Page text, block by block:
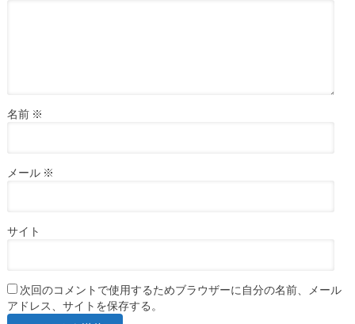
名前 ※
メール ※
サイト
次回のコメントで使用するためブラウザーに自分の名前、メール
アドレス、サイトを保存する。